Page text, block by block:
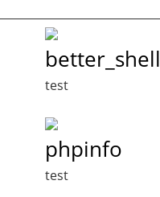
better_shell
test
phpinfo
test